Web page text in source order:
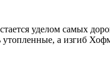
уделом самых
а изгиб